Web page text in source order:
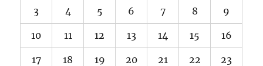
3 4 5 6 7 8 9
10 11 12 13 14 15 16
17 18 19 20 21 22 23